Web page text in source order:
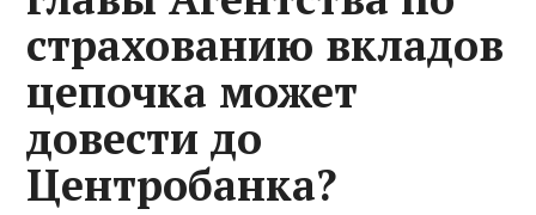
страхованию вкладов
цепочка может
довести до
Центробанка?